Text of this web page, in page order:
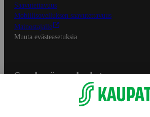
Saavutettavuus
Mobiilisovelluksen saavutettavuus
Mainostajalle
Muuta evästeasetuksia
S-ryhmän palvelut